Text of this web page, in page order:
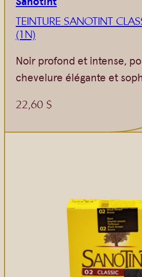
Vrac
Authentiques
Savons moulés
Beurre de Karité
Végétales
Barres détachantes
Savons sur corde
Huiles à massage
Savons sur corde
Gommages
Savons en barre
Huiles
Shampoings
Livres
TEINTURE SANOTINT
(1N)
Noir profond et intense,
chevelure élégante et
22,60 $